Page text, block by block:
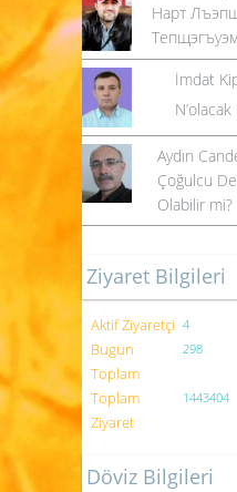
Нарт
İmdat
Aydın
Çoğulcu
Olabilir mi?
Ziyaret Bilgileri
Aktif Ziyaretçi 4
Bugün
Toplam
298
Toplam
Ziyaret
1443404
Döviz Bilgileri